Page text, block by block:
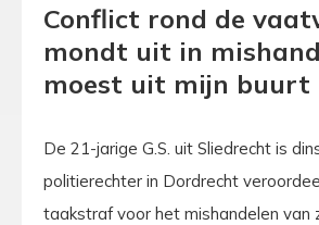
Conflict rond de
mondt uit in
moest uit mijn buurt
De 21-jarige G.S. uit Sliedrecht is
politierechter in Dordrecht
taakstraf voor het mishandelen van